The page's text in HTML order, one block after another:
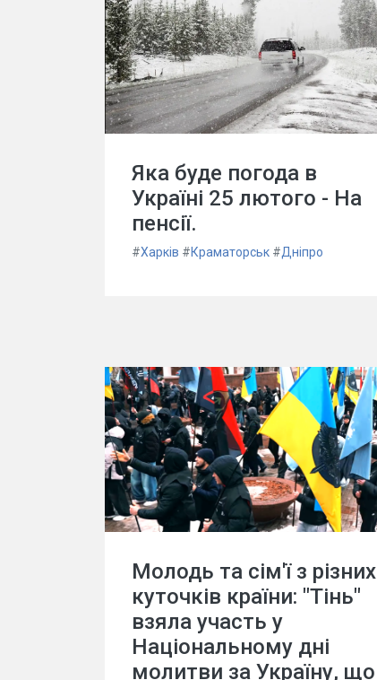
Яка буде погода в
Україні 25 лютого - На
пенсії.
#Харків #Краматорськ #Дніпро
Молодь та сім'ї з різних
куточків країни: "Тінь"
взяла участь у
Національному дні
молитви за Україну, що